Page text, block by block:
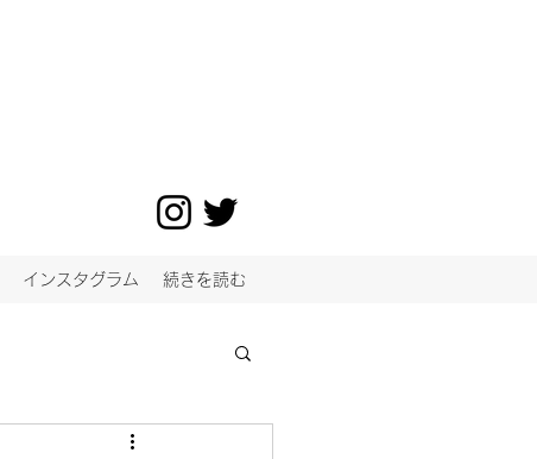
インスタグラム 続きを読む